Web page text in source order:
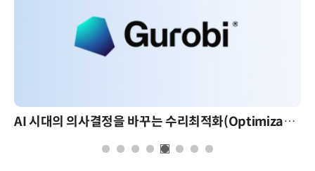
AI 시대의 의사결정을 바꾸는 수리최적화(Optimization): 실제 산업 적용 사례와 활용 전략